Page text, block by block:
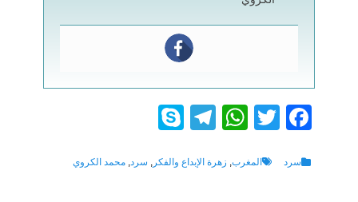
F
c
T
tt
W
at
T
e
p
Categories
سرد Tagsالمغرب, زهرة الإبداع والفكر , سرد, محمد الكروي